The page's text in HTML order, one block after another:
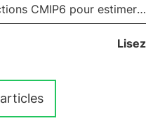
CMIP6 pour estimer
d'incendie de n'importe
IA en italien.
Lisez